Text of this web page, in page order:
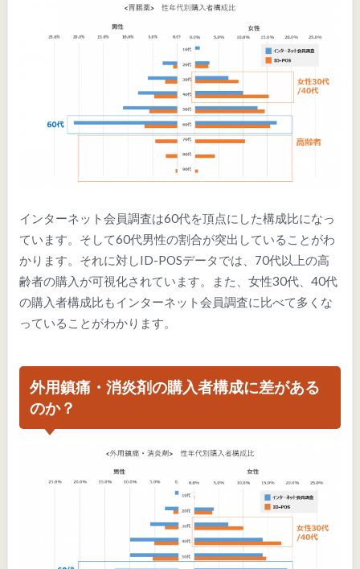
インターネット会員調査は60代を頂点にした構成比になっ
ています。そして60代男性の割合が突出していることがわ
かります。それに対しID-POSデータでは、70代以上の高
齢者の購入が可視化されています。また、女性30代、40代
の購入者構成比もインターネット会員調査に比べて多くな
っていることがわかります。
外用鎮痛・消炎剤の購入者構成に差がある
のか？